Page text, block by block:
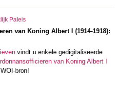
Paleis
van Koning Albert I (1914-1918):
vindt u enkele gedigitaliseerde
van Koning Albert I
bron!